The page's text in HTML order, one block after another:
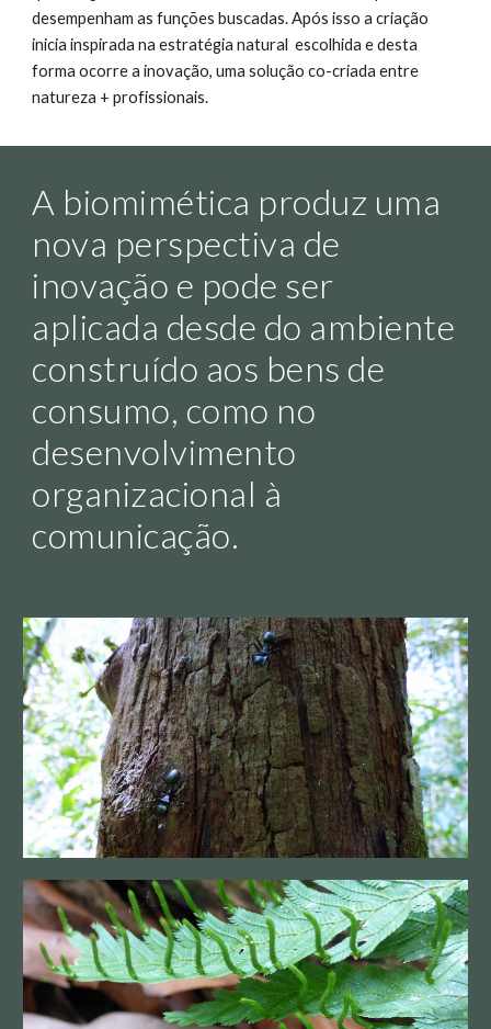
desempenham as funções buscadas. Após isso a criação
inicia inspirada na estratégia natural escolhida e desta
forma ocorre a inovação, uma solução co-criada entre
natureza + profissionais.
A biomimética produz uma
nova perspectiva de
inovação e pode ser
aplicada desde do ambiente
construído aos bens de
consumo, como no
desenvolvimento
organizacional à
comunicação.